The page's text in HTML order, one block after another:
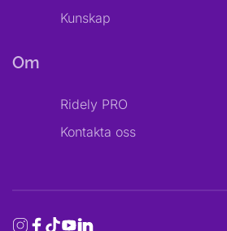
Kunskap
Om
Ridely PRO
Kontakta oss